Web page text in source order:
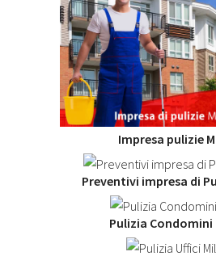
Impresa pulizie
Preventivi impresa di
Pulizia Condomini